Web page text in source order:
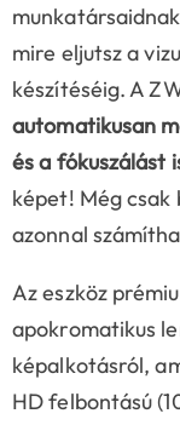
mire eljutsz a
készítéséig. A
automatikusan
és a fókuszálást
képet! Még
azonnal
Az eszköz
apokromatikus
képalkotásról,
HD felbontású